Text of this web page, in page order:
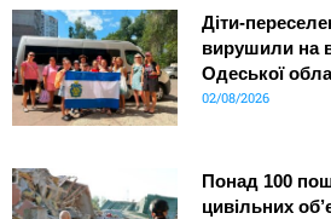
Діти-
вирушили на
Одеської
02/08/2026
Понад 100
цивільних